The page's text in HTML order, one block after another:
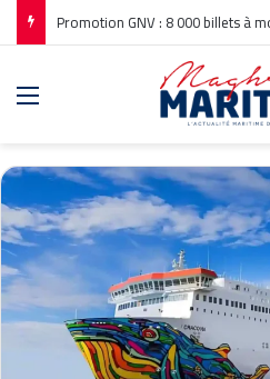
Promotion GNV : 8 000 billets à